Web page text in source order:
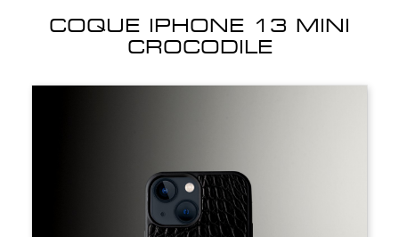
COQUE IPHONE 13 MINI
CROCODILE